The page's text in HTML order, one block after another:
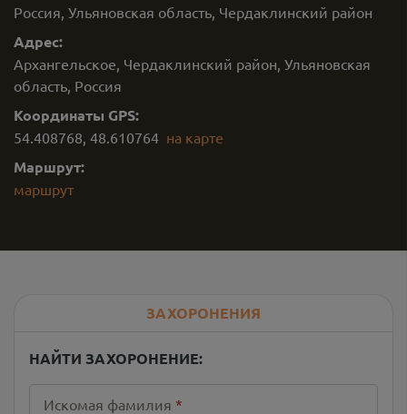
Россия, Ульяновская область, Чердаклинский район
Адрес:
Архангельское, Чердаклинский район, Ульяновская
область, Россия
Координаты GPS:
54.408768, 48.610764 на карте
Маршрут:
маршрут
ЗАХОРОНЕНИЯ
НАЙТИ ЗАХОРОНЕНИЕ:
Искомая фамилия *